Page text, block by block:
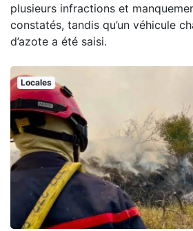
plusieurs infractions et
constatés, tandis qu’un véhicule
d’azote a été saisi.
Locales